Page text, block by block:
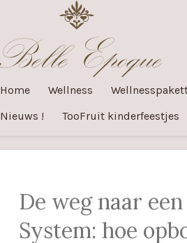
Home Wellness
Nieuws !
TooFruit kinderfeestjes
De weg naar
System: hoe